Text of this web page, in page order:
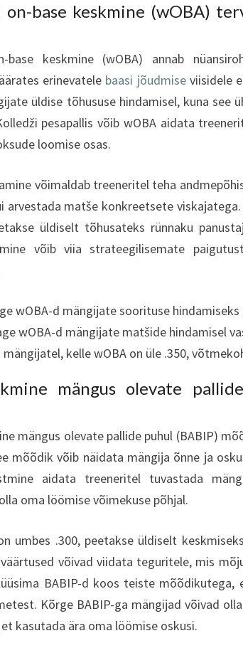
on-base keskmine (wOBA)
base keskmine (wOBA) annab
erinevatele baasi jõudmiseviisidele
üldise tõhususe hindamisel, kuna see
pesapallis võib wOBA aidata
loomise osas.
võimaldab treeneritel teha
arvestada matše konkreetsete
üldiselt tõhusateks rünnaku
võib viia strateegilisemate
wOBA-d mängijate soorituse
wOBA-d mängijate matšide hindamisel
mängijatel, kelle wOBA on üle .350,
mängus olevate
mängus olevate pallide puhul (BABIP)
mõõdik võib näidata mängija õnne ja
aidata treeneritel tuvastada
oma löömise võimekuse põhjal.
umbes .300, peetakse üldiselt
võivad viidata teguritele, mis
BABIP-d koos teiste
Kõrge BABIP-ga mängijad võivad
kasutada ära oma löömise oskusi.